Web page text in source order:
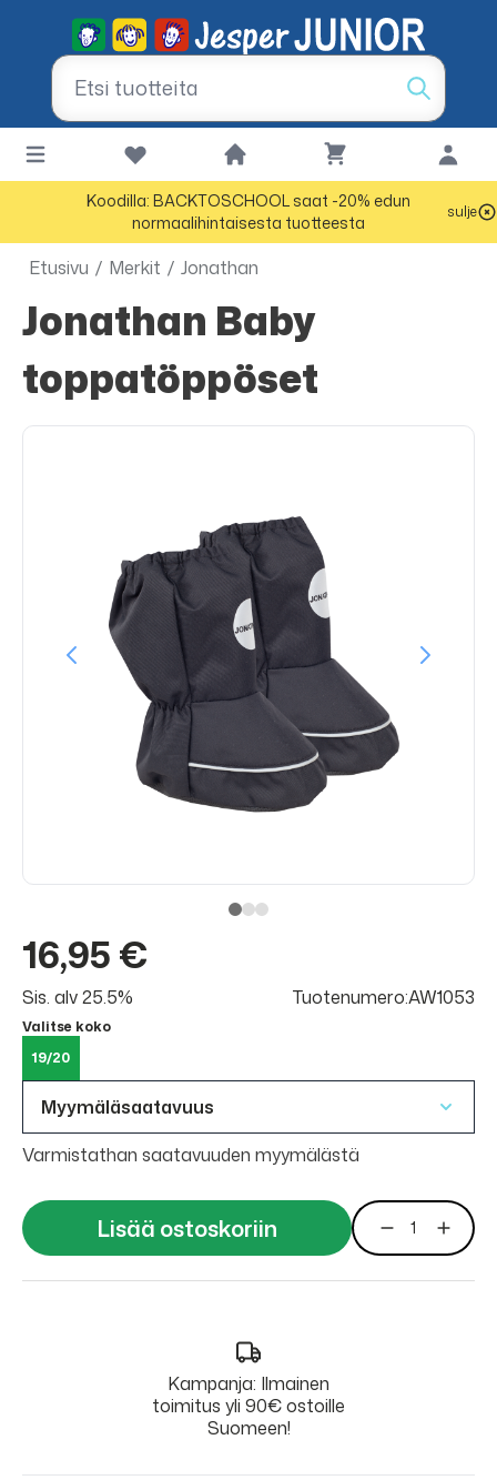
Koodilla: BACKTOSCHOOL saat -20% edun
normaalihintaisesta tuotteesta
sulje
Etusivu / Merkit / Jonathan
Jonathan Baby
toppatöppöset
16,95 €
Sis. alv 25.5% Tuotenumero:AW1053
Valitse koko
19/20
Myymäläsaatavuus
Varmistathan saatavuuden myymälästä
Lisää ostoskoriin
Kampanja: Ilmainen
toimitus yli 90€ ostoille
Suomeen!